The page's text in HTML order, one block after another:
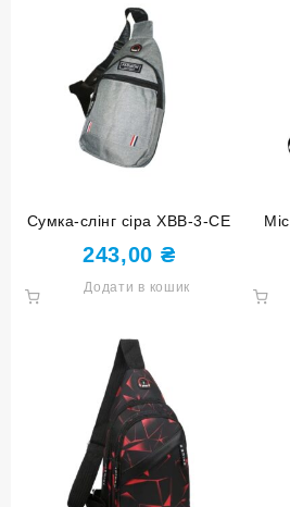
Сумка-слінг сіра ХВВ-3-СЕ
243,00 ₴
Додати в кошик